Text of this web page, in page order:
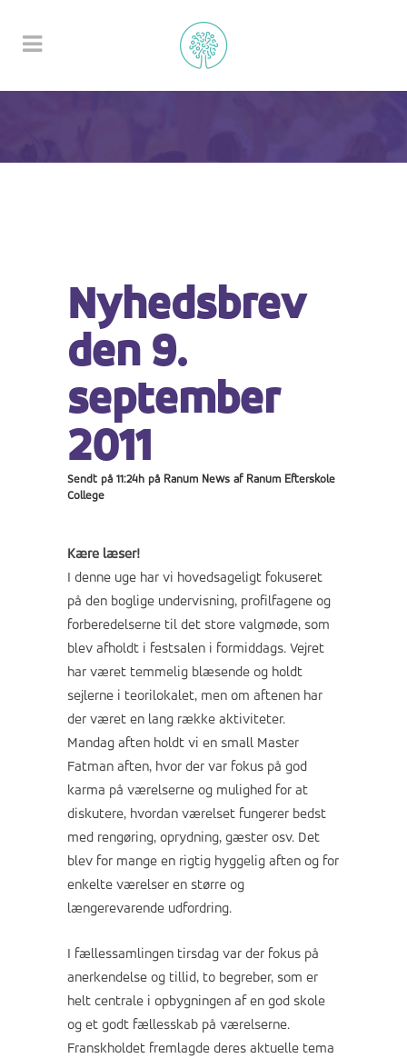
Nyhedsbrev
den 9.
september
2011
Sendt på 11:24h på Ranum News af Ranum Efterskole
College
Kære læser!
I denne uge har vi hovedsageligt fokuseret
på den boglige undervisning, profilfagene og
forberedelserne til det store valgmøde, som
blev afholdt i festsalen i formiddags. Vejret
har været temmelig blæsende og holdt
sejlerne i teorilokalet, men om aftenen har
der været en lang række aktiviteter.
Mandag aften holdt vi en small Master
Fatman aften, hvor der var fokus på god
karma på værelserne og mulighed for at
diskutere, hvordan værelset fungerer bedst
med rengøring, oprydning, gæster osv. Det
blev for mange en rigtig hyggelig aften og for
enkelte værelser en større og
længerevarende udfordring.
I fællessamlingen tirsdag var der fokus på
anerkendelse og tillid, to begreber, som er
helt centrale i opbygningen af en god skole
og et godt fællesskab på værelserne.
Franskholdet fremlagde deres aktuelle tema